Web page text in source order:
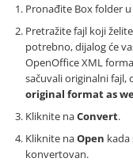
Pronađite Box folder
Pretražite fajl koji
potrebno, dijalog će
OpenOffice XML
sačuvali originalni fajl,
original format as
Kliknite naConvert.
Kliknite naOpen
konvertovan.